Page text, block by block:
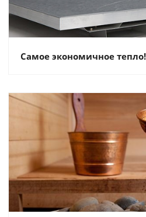
Самое экономичное тепло!